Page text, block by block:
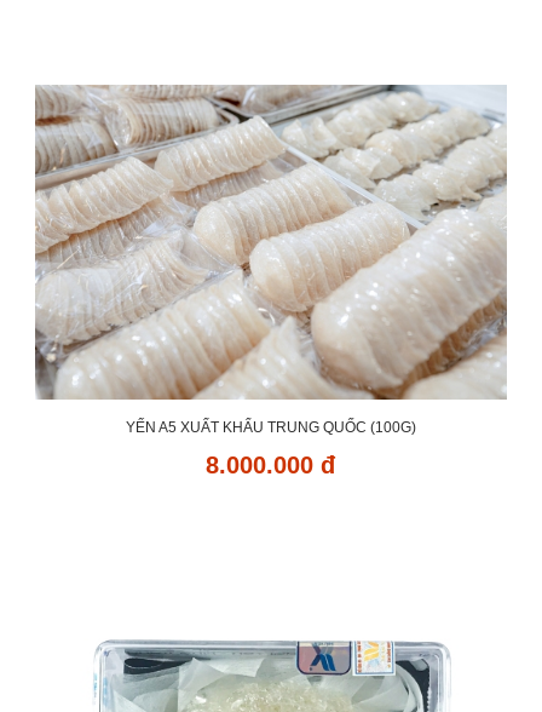
YẾN A5 XUẤT KHẨU TRUNG QUỐC (100G)
8.000.000 đ